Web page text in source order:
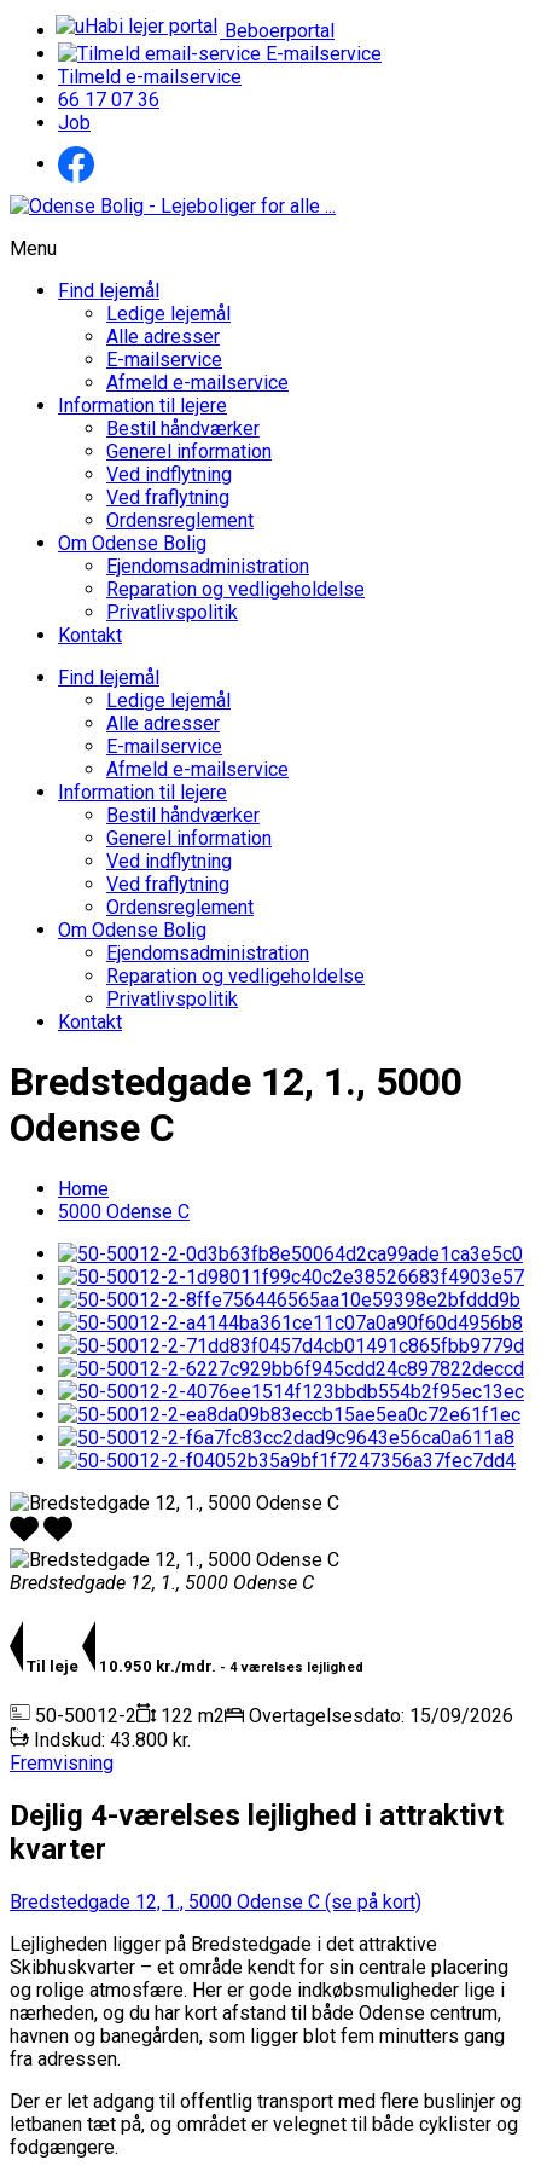
Beboerportal
E-mailservice
Tilmeld e-mailservice
66 17 07 36
Job
Menu
Find lejemål
Ledige lejemål
Alle adresser
E-mailservice
Afmeld e-mailservice
Information til lejere
Bestil håndværker
Generel information
Ved indflytning
Ved fraflytning
Ordensreglement
Om Odense Bolig
Ejendomsadministration
Reparation og vedligeholdelse
Privatlivspolitik
Kontakt
Find lejemål
Ledige lejemål
Alle adresser
E-mailservice
Afmeld e-mailservice
Information til lejere
Bestil håndværker
Generel information
Ved indflytning
Ved fraflytning
Ordensreglement
Om Odense Bolig
Ejendomsadministration
Reparation og vedligeholdelse
Privatlivspolitik
Kontakt
Bredstedgade 12, 1., 5000
Odense C
Home
5000 Odense C
Bredstedgade 12, 1., 5000 Odense C
Til leje 10.950 kr./mdr. - 4 værelses lejlighed
50-50012-2 122 m2
Overtagelsesdato: 15/09/2026
Indskud: 43.800 kr.
Fremvisning
Dejlig 4-værelses lejlighed i attraktivt
kvarter
Bredstedgade 12, 1., 5000 Odense C (se på kort)
Lejligheden ligger på Bredstedgade i det attraktive
Skibhuskvarter – et område kendt for sin centrale placering
og rolige atmosfære. Her er gode indkøbsmuligheder lige i
nærheden, og du har kort afstand til både Odense centrum,
havnen og banegården, som ligger blot fem minutters gang
fra adressen.
Der er let adgang til offentlig transport med flere buslinjer og
letbanen tæt på, og området er velegnet til både cyklister og
fodgængere.